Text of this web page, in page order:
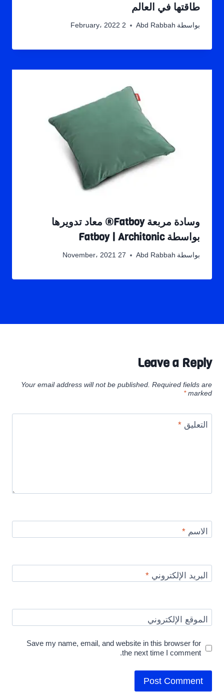
طاقتها في العالم
بواسطة Abd Rabbah 2 February، 2022
وسادة مربعة Fatboy® معاد تدويرها
بواسطة Fatboy | Architonic
بواسطة Abd Rabbah 27 November، 2021
Leave a Reply
Your email address will not be published. Required fields are
marked
*
التعليق*
الاسم*
البريد الإلكتروني*
الموقع الإلكتروني
Save my name, email, and website in this browser for
the next time I comment.